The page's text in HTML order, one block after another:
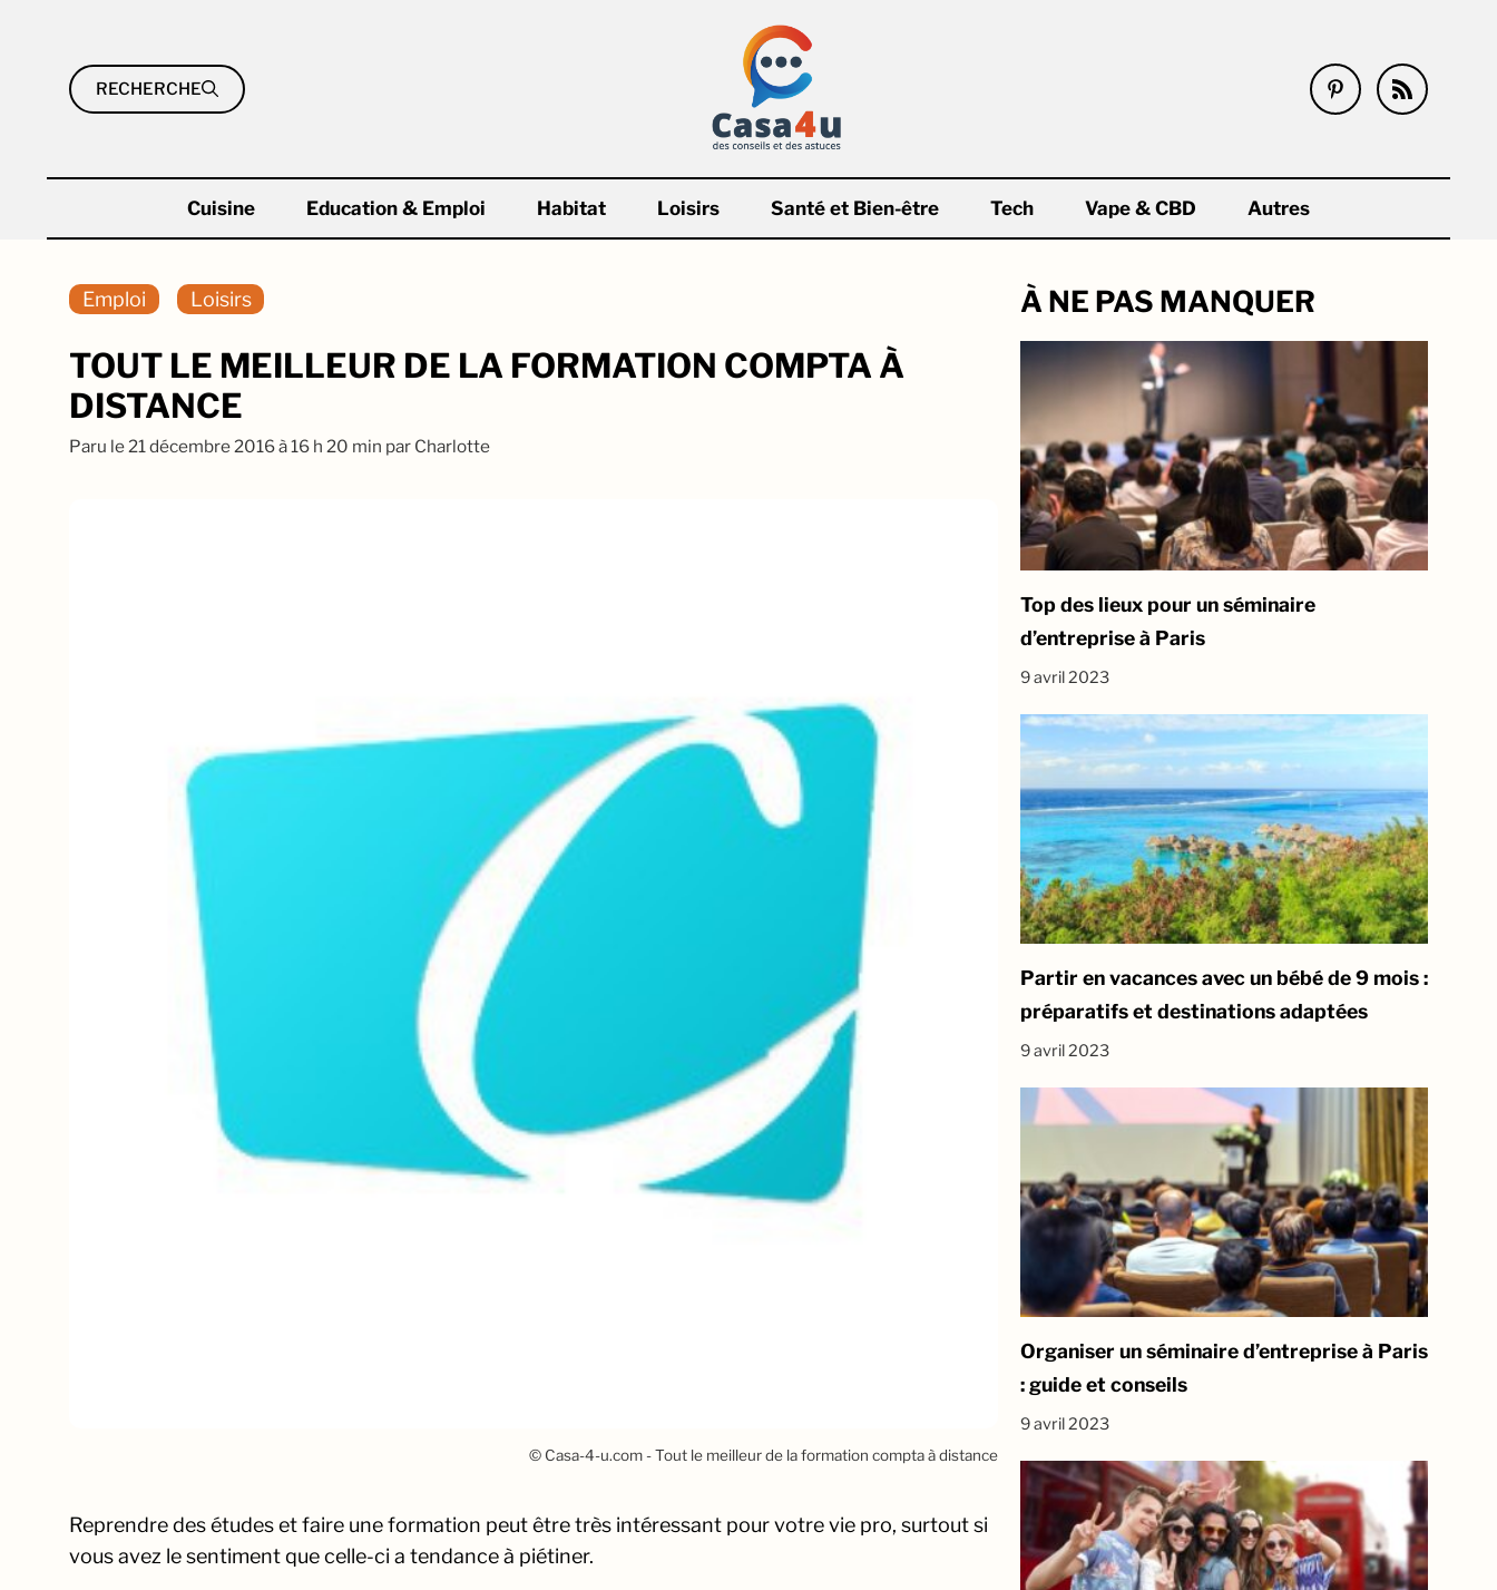
contenu
RECHERCHE
Cuisine Education & Emploi Habitat Loisirs Santé et Bien-être Tech Vape & CBD Autres
Emploi Loisirs
TOUT LE MEILLEUR DE LA FORMATION COMPTA À
DISTANCE
Paru le 21 décembre 2016 à 16 h 20 min par Charlotte
© Casa-4-u.com - Tout le meilleur de la formation compta à distance
Reprendre des études et faire une formation peut être très intéressant pour votre vie pro, surtout si
vous avez le sentiment que celle-ci a tendance à piétiner.
À NE PAS MANQUER
Top des lieux pour un séminaire
d’entreprise à Paris
9 avril 2023
Partir en vacances avec un bébé de 9 mois :
préparatifs et destinations adaptées
9 avril 2023
Organiser un séminaire d’entreprise à Paris
: guide et conseils
9 avril 2023